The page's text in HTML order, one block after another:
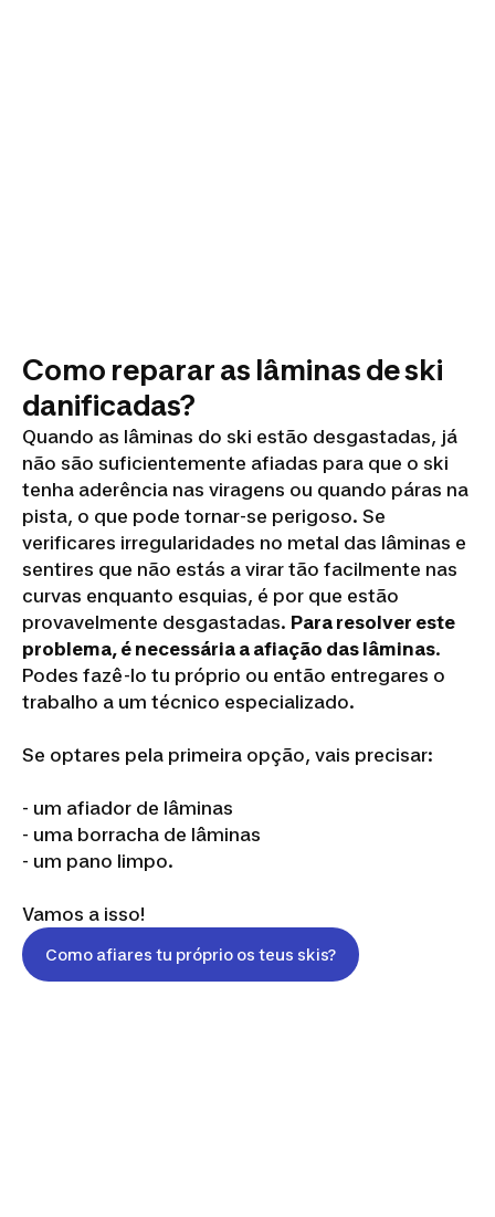
Como reparar as lâminas de ski
danificadas?
Quando as lâminas do ski estão desgastadas, já
não são suficientemente afiadas para que o ski
tenha aderência nas viragens ou quando páras na
pista, o que pode tornar-se perigoso. Se
verificares irregularidades no metal das lâminas e
sentires que não estás a virar tão facilmente nas
curvas enquanto esquias, é por que estão
provavelmente desgastadas. Para resolver este
problema, é necessária a afiação das lâminas.
Podes fazê-lo tu próprio ou então entregares o
trabalho a um técnico especializado.
Se optares pela primeira opção, vais precisar:
- um afiador de lâminas
- uma borracha de lâminas
- um pano limpo.
Vamos a isso!
Como afiares tu próprio os teus skis?